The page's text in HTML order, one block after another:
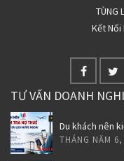
TÙNG
Kết Nối
TƯ VẤN DOANH
Du khách nên
THÁNG NĂM